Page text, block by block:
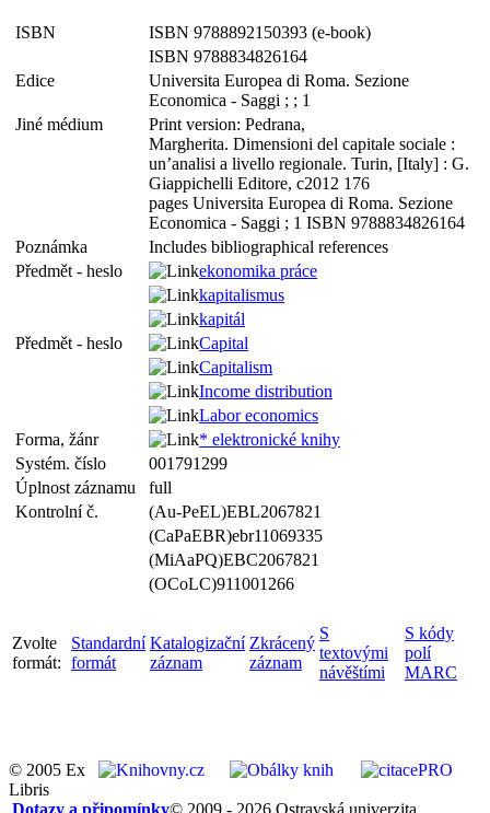
ISBN
ISBN 9788892150393 (e-book)
ISBN 9788834826164
Edice
Universita Europea di Roma. Sezione
Economica - Saggi ; ; 1
Jiné médium
Print version: Pedrana,
Margherita. Dimensioni del capitale sociale :
un’analisi a livello regionale. Turin, [Italy] : G.
Giappichelli Editore, c2012 176
pages Universita Europea di Roma. Sezione
Economica - Saggi ; 1 ISBN 9788834826164
Poznámka
Includes bibliographical references
Předmět - heslo
ekonomika práce
kapitalismus
kapitál
Předmět - heslo
Capital
Capitalism
Income distribution
Labor economics
Forma, žánr
* elektronické knihy
Systém. číslo
001791299
Úplnost záznamu
full
Kontrolní č.
(Au-PeEL)EBL2067821
(CaPaEBR)ebr11069335
(MiAaPQ)EBC2067821
(OCoLC)911001266
Zvolte
formát:
Standardní
formát
Katalogizační
záznam
Zkrácený
záznam
S
textovými
návěštími
S kódy
polí
MARC
© 2005 Ex
Libris
© 2009 - 2026 Ostravská univerzita
Dotazy a připomínky